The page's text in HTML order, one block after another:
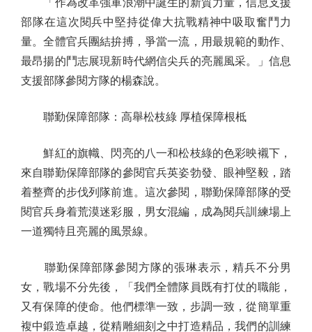
「作為改革強軍浪潮中誕生的新質力量，信息支援
部隊在這次閱兵中堅持從偉大抗戰精神中吸取奮鬥力
量。全體官兵團結拚搏，爭當一流，用最規範的動作、
最昂揚的鬥志展現新時代網信尖兵的亮麗風采。」信息
支援部隊參閱方隊的楊森說。
聯勤保障部隊：高舉松枝綠 厚植保障根柢
鮮紅的旗幟、閃亮的八一和松枝綠的色彩映襯下，
來自聯勤保障部隊的參閱官兵英姿勃發、眼神堅毅，踏
着整齊的步伐列隊前進。這次參閱，聯勤保障部隊的受
閱官兵身着荒漠迷彩服，男女混編，成為閱兵訓練場上
一道獨特且亮麗的風景線。
聯勤保障部隊參閱方隊的張琳表示，精兵不分男
女，戰場不分先後，「我們全體隊員既有打仗的職能，
又有保障的使命。他們標準一致，步調一致，從簡單重
複中鍛造卓越，從精雕細刻之中打造精品，我們的訓練